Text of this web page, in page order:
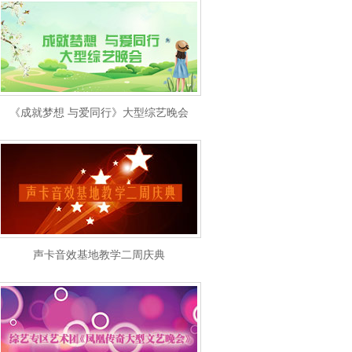
《成就梦想 与爱同行》大型综艺晚会
声卡音效基地教学二周庆典